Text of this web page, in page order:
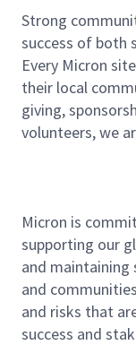
主な業務内容
FEOL/
メント、
運営
プロセス
活用した
プロセス
Process
Quality、
プロセス
次世代製
よび量産
プロセス
Strong
success of both
Every Micron
their local
giving,
volunteers, we
Micron is
supporting our
and maintaining
and
and risks that
success and